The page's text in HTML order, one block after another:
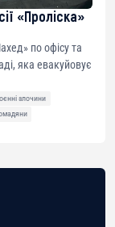
«Проліска»
по офісу та
яка евакуйовує
злочини